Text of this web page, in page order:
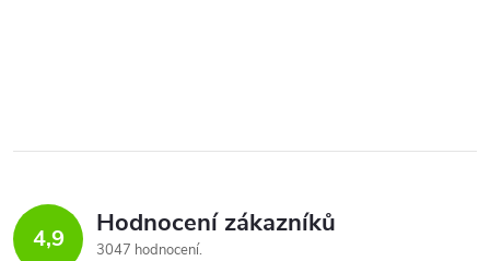
4,9 Hodnocení zákazníků
3047 hodnocení